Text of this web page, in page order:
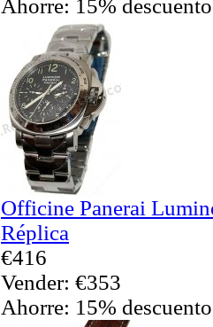
Ahorre: 15% descuento
Officine Panerai
Réplica
€416
Vender: €353
Ahorre: 15% descuento